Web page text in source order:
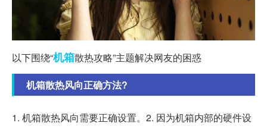
以下围绕“机箱散热攻略”主题解决网友的困惑
机箱散热风向正确方法?
1. 机箱散热风向需要正确设置。2. 因为机箱内部的硬件设